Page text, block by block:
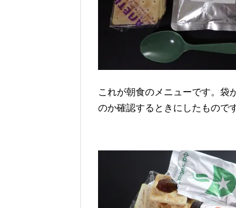
これが朝食のメニューです。袋
のか確認するときにしたもので